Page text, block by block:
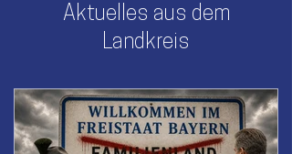
Aktuelles aus dem
Landkreis